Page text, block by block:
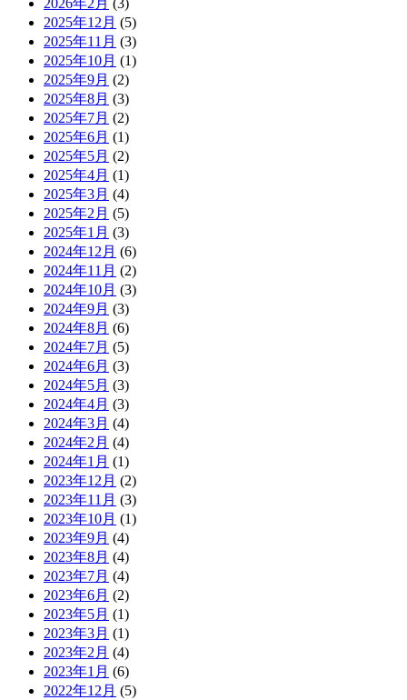
2026年2月 (3)
2025年12月 (5)
2025年11月 (3)
2025年10月 (1)
2025年9月 (2)
2025年8月 (3)
2025年7月 (2)
2025年6月 (1)
2025年5月 (2)
2025年4月 (1)
2025年3月 (4)
2025年2月 (5)
2025年1月 (3)
2024年12月 (6)
2024年11月 (2)
2024年10月 (3)
2024年9月 (3)
2024年8月 (6)
2024年7月 (5)
2024年6月 (3)
2024年5月 (3)
2024年4月 (3)
2024年3月 (4)
2024年2月 (4)
2024年1月 (1)
2023年12月 (2)
2023年11月 (3)
2023年10月 (1)
2023年9月 (4)
2023年8月 (4)
2023年7月 (4)
2023年6月 (2)
2023年5月 (1)
2023年3月 (1)
2023年2月 (4)
2023年1月 (6)
2022年12月 (5)